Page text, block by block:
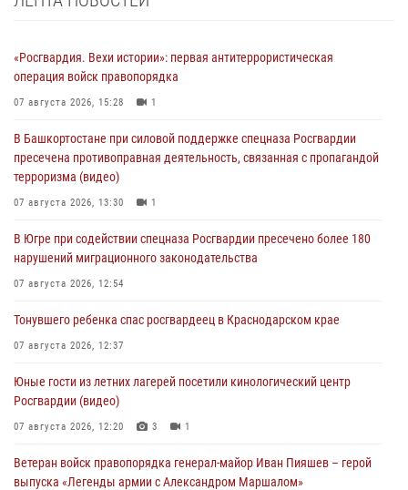
«Росгвардия. Вехи истории»: первая антитеррористическая
операция войск правопорядка
07 августа 2026, 15:28 1
В Башкортостане при силовой поддержке спецназа Росгвардии
пресечена противоправная деятельность, связанная с пропагандой
терроризма (видео)
07 августа 2026, 13:30 1
В Югре при содействии спецназа Росгвардии пресечено более 180
нарушений миграционного законодательства
07 августа 2026, 12:54
Тонувшего ребенка спас росгвардеец в Краснодарском крае
07 августа 2026, 12:37
Юные гости из летних лагерей посетили кинологический центр
Росгвардии (видео)
07 августа 2026, 12:20 3 1
Ветеран войск правопорядка генерал-майор Иван Пияшев – герой
выпуска «Легенды армии с Александром Маршалом»